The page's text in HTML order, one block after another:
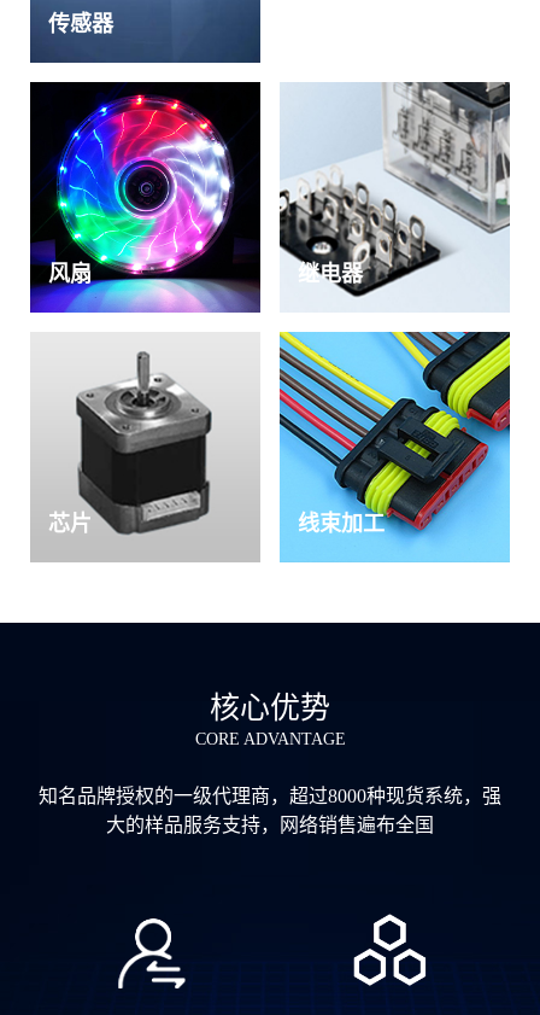
传感器
风扇 继电器
芯片 线束加工
核心优势
CORE ADVANTAGE
知名品牌授权的一级代理商，超过8000种现货系统，强
大的样品服务支持，网络销售遍布全国